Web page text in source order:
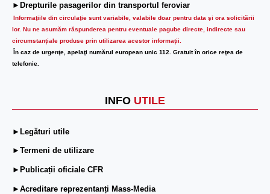
►Drepturile pasagerilor din transportul feroviar
Informaţiile din circulaţie sunt variabile, valabile doar pentru data şi ora solicitării
lor. Nu ne asumăm răspunderea pentru eventuale pagube directe, indirecte sau
circumstanțiale produse prin utilizarea acestor informații.
În caz de urgenţe, apelaţi numărul european unic 112. Gratuit în orice reţea de
telefonie.
INFO UTILE
►Legături utile
►Termeni de utilizare
►Publicații oficiale CFR
►Acreditare reprezentanți Mass-Media